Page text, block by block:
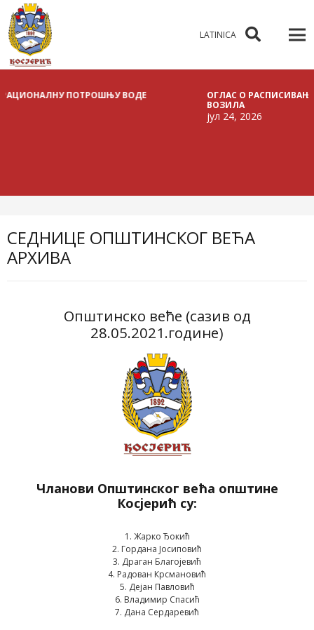
LATINICA
ПОТРОШЊУ ВОДЕ
ОГЛАС О РАСПИСИВАЊУ ЈАВНЕ
СЕДНИЦЕ ОПШТИНСКОГ ВЕЋА
АРХИВА
Општинско веће (сазив од
28.05.2021.године)
Чланови Општинског већа општине
Косјерић су:
1. Жарко Ђокић
2. Гордана Јосиповић
3. Драган Благојевић
4. Радован Крсмановић
5. Дејан Павловић
6. Владимир Спасић
7. Дана Сердаревић